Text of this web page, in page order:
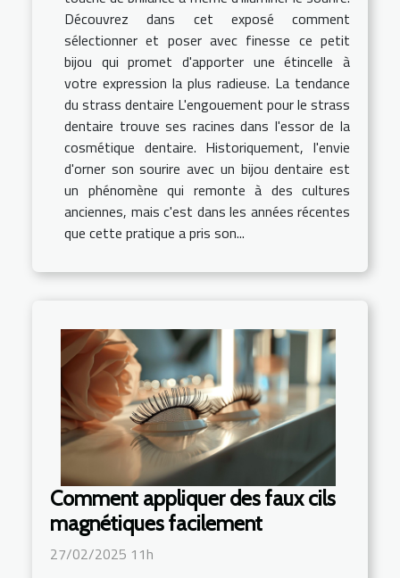
Découvrez dans cet exposé comment
sélectionner et poser avec finesse ce petit
bijou qui promet d'apporter une étincelle à
votre expression la plus radieuse. La tendance
du strass dentaire L'engouement pour le strass
dentaire trouve ses racines dans l'essor de la
cosmétique dentaire. Historiquement, l'envie
d'orner son sourire avec un bijou dentaire est
un phénomène qui remonte à des cultures
anciennes, mais c'est dans les années récentes
que cette pratique a pris son...
Comment appliquer des faux cils
magnétiques facilement
27/02/2025 11h